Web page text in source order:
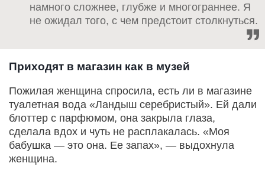
намного сложнее, глубже и многограннее. Я
не ожидал того, с чем предстоит столкнуться.
Приходят в магазин как в музей
Пожилая женщина спросила, есть ли в магазине
туалетная вода «Ландыш серебристый». Ей дали
блоттер с парфюмом, она закрыла глаза,
сделала вдох и чуть не расплакалась. «Моя
бабушка — это она. Ее запах», — выдохнула
женщина.